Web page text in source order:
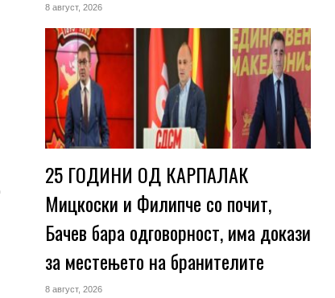
8 август, 2026
25 ГОДИНИ ОД КАРПАЛАК
Мицкоски и Филипче со почит,
Бачев бара одговорност, има докази
за местењето на бранителите
8 август, 2026